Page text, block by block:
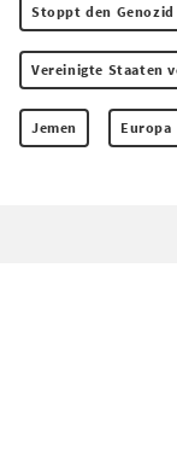
Stoppt den Genozid
Vereinigte Staaten
Jemen Europa